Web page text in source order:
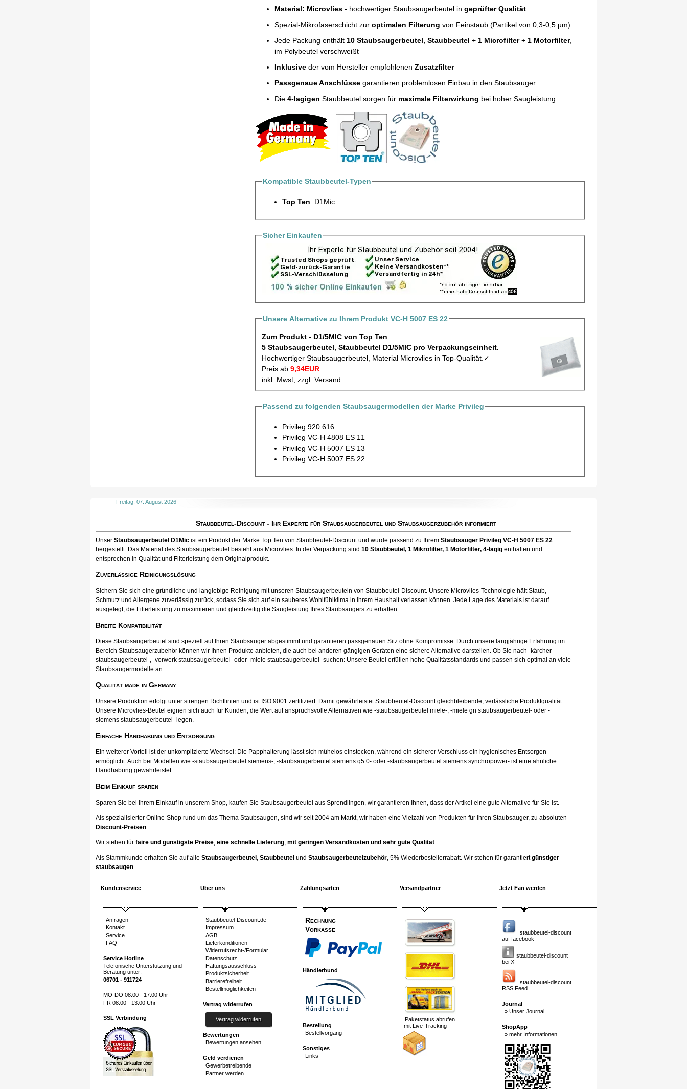
Material: Microvlies - hochwertiger Staubsaugerbeutel in geprüfter Qualität
Spezial-Mikrofaserschicht zur optimalen Filterung von Feinstaub (Partikel von 0,3-0,5 µm)
Jede Packung enthält 10 Staubsaugerbeutel, Staubbeutel + 1 Microfilter+ 1 Motorfilter,
im Polybeutel verschweißt
Inklusive der vom Hersteller empfohlenen Zusatzfilter
Passgenaue Anschlüsse garantieren problemlosen Einbau in den Staubsauger
Die 4-lagigen Staubbeutel sorgen für maximale Filterwirkung bei hoher Saugleistung
Kompatible Staubbeutel-Typen
Top Ten D1Mic
Sicher Einkaufen
Unsere Alternative zu Ihrem Produkt VC-H 5007 ES 22
Zum Produkt - D1/5MIC von Top Ten
5 Staubsaugerbeutel, Staubbeutel D1/5MIC pro Verpackungseinheit.
Hochwertiger Staubsaugerbeutel, Material Microvlies in Top-Qualität.✓
Preis ab 9,34EUR
inkl. Mwst, zzgl. Versand
Passend zu folgenden Staubsaugermodellen der Marke Privileg
Privileg 920.616
Privileg VC-H 4808 ES 11
Privileg VC-H 5007 ES 13
Privileg VC-H 5007 ES 22
Freitag, 07. August 2026
Staubbeutel-Discount - Ihr Experte für Staubsaugerbeutel und Staubsaugerzubehör informiert
Unser Staubsaugerbeutel D1Mic ist ein Produkt der Marke Top Ten von Staubbeutel-Discount und wurde passend zu Ihrem Staubsauger Privileg VC-H 5007 ES 22
hergestellt. Das Material des Staubsaugerbeutel besteht aus Microvlies. In der Verpackung sind 10 Staubbeutel, 1 Mikrofilter, 1 Motorfilter, 4-lagig enthalten und
entsprechen in Qualität und Filterleistung dem Originalprodukt.
Zuverlässige Reinigungslösung
Sichern Sie sich eine gründliche und langlebige Reinigung mit unseren Staubsaugerbeuteln von Staubbeutel-Discount. Unsere Microvlies-Technologie hält Staub,
Schmutz und Allergene zuverlässig zurück, sodass Sie sich auf ein sauberes Wohlfühlklima in Ihrem Haushalt verlassen können. Jede Lage des Materials ist darauf
ausgelegt, die Filterleistung zu maximieren und gleichzeitig die Saugleistung Ihres Staubsaugers zu erhalten.
Breite Kompatibilität
Diese Staubsaugerbeutel sind speziell auf Ihren Staubsauger abgestimmt und garantieren passgenauen Sitz ohne Kompromisse. Durch unsere langjährige Erfahrung im
Bereich Staubsaugerzubehör können wir Ihnen Produkte anbieten, die auch bei anderen gängigen Geräten eine sichere Alternative darstellen. Ob Sie nach -kärcher
staubsaugerbeutel-, -vorwerk staubsaugerbeutel- oder -miele staubsaugerbeutel- suchen: Unsere Beutel erfüllen hohe Qualitätsstandards und passen sich optimal an viele
Staubsaugermodelle an.
Qualität made in Germany
Unsere Produktion erfolgt unter strengen Richtlinien und ist ISO 9001 zertifiziert. Damit gewährleistet Staubbeutel-Discount gleichbleibende, verlässliche Produktqualität.
Unsere Microvlies-Beutel eignen sich auch für Kunden, die Wert auf anspruchsvolle Alternativen wie -staubsaugerbeutel miele-, -miele gn staubsaugerbeutel- oder -
siemens staubsaugerbeutel- legen.
Einfache Handhabung und Entsorgung
Ein weiterer Vorteil ist der unkomplizierte Wechsel: Die Papphalterung lässt sich mühelos einstecken, während ein sicherer Verschluss ein hygienisches Entsorgen
ermöglicht. Auch bei Modellen wie -staubsaugerbeutel siemens-, -staubsaugerbeutel siemens q5.0- oder -staubsaugerbeutel siemens synchropower- ist eine ähnliche
Handhabung gewährleistet.
Beim Einkauf sparen
Sparen Sie bei Ihrem Einkauf in unserem Shop, kaufen Sie Staubsaugerbeutel aus Sprendlingen, wir garantieren Ihnen, dass der Artikel eine gute Alternative für Sie ist.
Als spezialisierter Online-Shop rund um das Thema Staubsaugen, sind wir seit 2004 am Markt, wir haben eine Vielzahl von Produkten für Ihren Staubsauger, zu absoluten
Discount-Preisen.
Wir stehen für faire und günstigste Preise, eine schnelle Lieferung, mit geringen Versandkosten und sehr gute Qualität.
Als Stammkunde erhalten Sie auf alle Staubsaugerbeutel, Staubbeutel und Staubsaugerbeutelzubehör, 5% Wiederbestellerrabatt. Wir stehen für garantiertgünstiger
staubsaugen.
Kundenservice
Anfragen
Kontakt
Service
FAQ
Service Hotline
Telefonische Unterstützung und
Beratung unter:
06701 - 911724
MO-DO 08:00 - 17:00 Uhr
FR 08:00 - 13:00 Uhr
SSL Verbindung
Über uns
Staubbeutel-Discount.de
Impressum
AGB
Lieferkonditionen
Widerrufsrecht-/Formular
Datenschutz
Haftungsausschluss
Produktsicherheit
Barrierefreiheit
Bestellmöglichkeiten
Vertrag widerrufen
Vertrag widerrufen
Bewertungen
Bewertungen ansehen
Geld verdienen
Gewerbetreibende
Partner werden
Zahlungsarten
Rechnung
Vorkasse
Händlerbund
Bestellung
Bestellvorgang
Sonstiges
Links
Versandpartner
Paketstatus abrufen
mit Live-Tracking
Jetzt Fan werden
staubbeutel-discount
auf facebook
staubbeutel-discount
bei X
staubbeutel-discount
RSS Feed
Journal
» Unser Journal
ShopApp
» mehr Informationen